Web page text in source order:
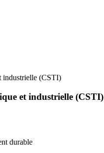
industrielle (CSTI)
et industrielle (CSTI)
durable